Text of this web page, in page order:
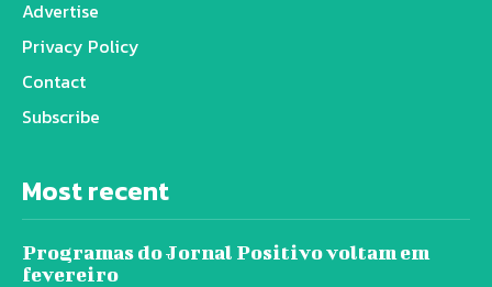
Advertise
Privacy Policy
Contact
Subscribe
Most recent
Programas do Jornal Positivo voltam em
fevereiro